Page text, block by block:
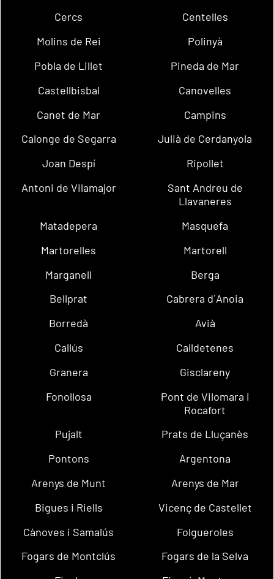
Cercs
Centelles
Molins de Rei
Polinyà
Pobla de Lillet
Pineda de Mar
Castellbisbal
Canovelles
Canet de Mar
Campins
Calonge de Segarra
Julià de Cerdanyola
Joan Despí
Ripollet
Antoni de Vilamajor
Sant Andreu de
Llavaneres
Matadepera
Masquefa
Martorelles
Martorell
Marganell
Berga
Bellprat
Cabrera d´Anoia
Borredà
Avià
Callús
Calldetenes
Granera
Gisclareny
Fonollosa
Pont de Vilomara i
Rocafort
Pujalt
Prats de Lluçanès
Pontons
Argentona
Arenys de Munt
Arenys de Mar
Bigues i Riells
Vicenç de Castellet
Cànoves i Samalús
Folgueroles
Fogars de Montclús
Fogars de la Selva